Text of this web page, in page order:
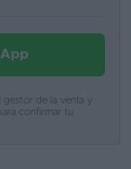
gestor de la venta y
confirmar tu